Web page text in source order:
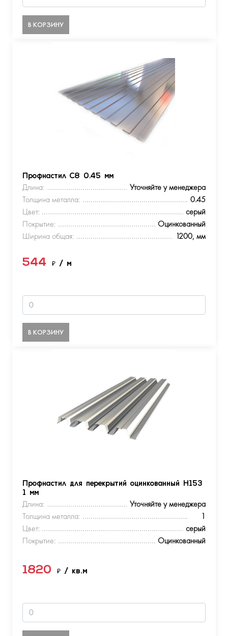
В КОРЗИНУ
Профнастил С8 0.45 мм
Длина:
Уточняйте у менеджера
Толщина металла:
0.45
Цвет:
серый
Покрытие:
Оцинкованный
Ширина общая:
1200, мм
544 ₽ / м
В КОРЗИНУ
Профнастил для перекрытий оцинкованный Н153
1 мм
Длина:
Уточняйте у менеджера
Толщина металла:
1
Цвет:
серый
Покрытие:
Оцинкованный
1820 ₽ / кв.м